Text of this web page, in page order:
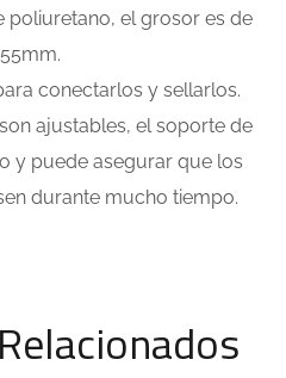
poliuretano, el grosor es de
55mm.
conectarlos y sellarlos.
ajustables, el soporte de
y puede asegurar que los
durante mucho tiempo.